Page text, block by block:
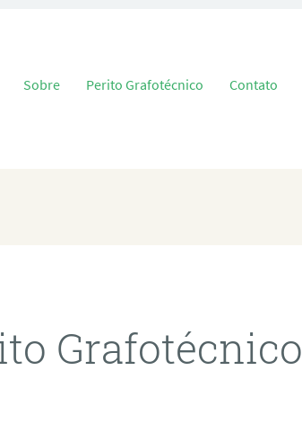
o conteúdo
Sobre Perito Grafotécnico Contato
Grafotécnico